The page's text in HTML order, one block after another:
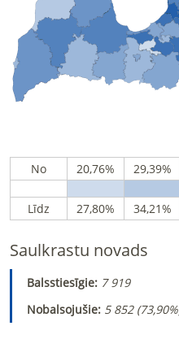
No
Līdz
20,76%
27,80%
29,39%
34,21%
Saulkrastu novads
Balsstiesīgie: 7 919
Nobalsojušie: 5 852 (73,90%